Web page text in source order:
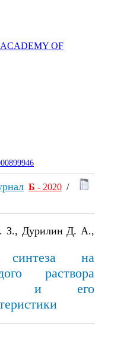
OF
Б - 2020 /
З., Дурилин Д. А.,
синтеза на
раствора
и его